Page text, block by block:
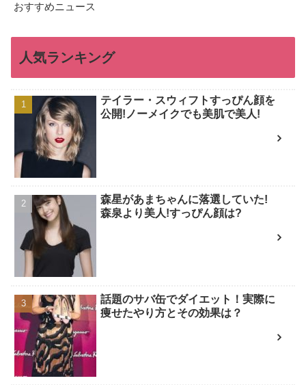
おすすめニュース
人気ランキング
テイラー・スウィフトすっぴん顔を
公開!ノーメイクでも美肌で美人!
森星があまちゃんに落選していた!
森泉より美人!すっぴん顔は?
話題のサバ缶でダイエット！実際に
痩せたやり方とその効果は？